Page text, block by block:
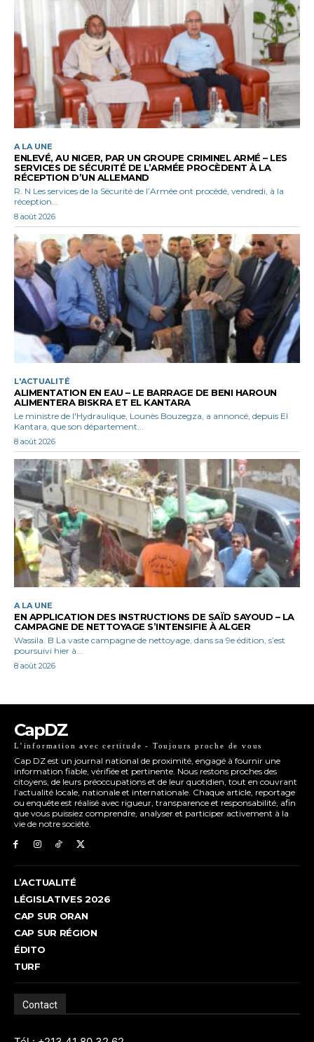
A LA UNE
ENLEVÉ, AU NIGER, PAR UN GROUPE CRIMINEL ARMÉ – LES
SERVICES DE SÉCURITÉ DE L’ARMÉE PROCÈDENT À LA
RÉCEPTION D’UN ALLEMAND
R. N Les services de la Sécurité de l’Armée ont procédé, vendredi, à la
réception...
8 août 2026
L'ACTUALITÉ
ALIMENTATION EN EAU – LE BARRAGE DE BENI HAROUN
ALIMENTERA BISKRA ET EL KANTARA
Le ministre de l'Hydraulique, Lounès Bouzegza, a annoncé, depuis El
Kantara, que son département...
8 août 2026
A LA UNE
EN APPLICATION DES INSTRUCTIONS DE SAÏD SAYOUD – LA
CAMPAGNE DE NETTOYAGE S’INTENSIFIE À ALGER
Wassila. B La vaste campagne de nettoyage, dans sa 9e édition, s’est
poursuivi hier à...
8 août 2026
CapDZ
L’information avec certitude - Toujours proche de vous
Cap DZ est un journal national de proximité, engagé à fournir une
information fiable, vérifiée et pertinente. Nous restons proches des
citoyens, de leurs préoccupations et de leur quotidien, tout en couvrant
l’actualité locale, nationale et internationale. Chaque article, reportage
ou enquête est réalisé avec rigueur, transparence et responsabilité, afin
que vous puissiez comprendre, analyser et participer activement à la
vie de notre société.
L’ACTUALITÉ
LÉGISLATIVES 2026
CAP SUR ORAN
CAP SUR RÉGION
ÉDITO
TURF
Contact